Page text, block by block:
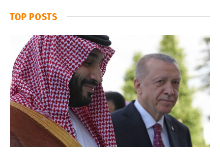
TOP POSTS